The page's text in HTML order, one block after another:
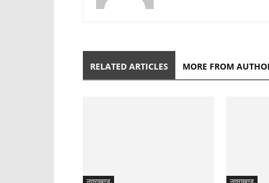
RELATED ARTICLES MORE FROM
उत्तराखण्ड उत्तराखण्ड